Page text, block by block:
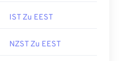
IST Zu EEST
NZST Zu EEST